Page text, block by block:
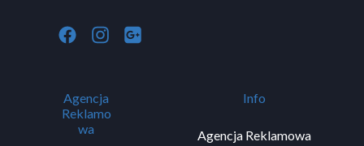
Agencja
Reklamo
wa
Info
Agencja Reklamowa